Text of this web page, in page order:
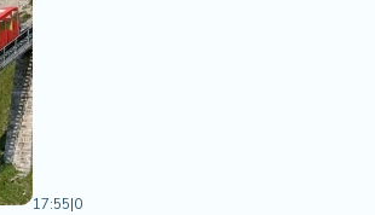
17:55|0